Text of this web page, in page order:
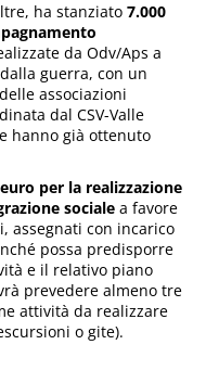
ha stanziato7.000
da Odv/Aps a
guerra, con un
associazioni
dal CSV-Valle
hanno già ottenuto
per la realizzazione
sociale a favore
assegnati con incarico
possa predisporre
e il relativo piano
prevedere almeno tre
attività da realizzare
o gite).